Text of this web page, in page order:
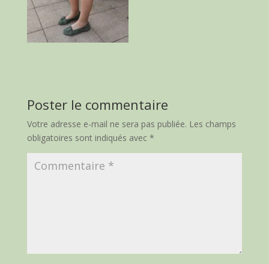
Poster le commentaire
Votre adresse e-mail ne sera pas publiée. Les champs
obligatoires sont indiqués avec *